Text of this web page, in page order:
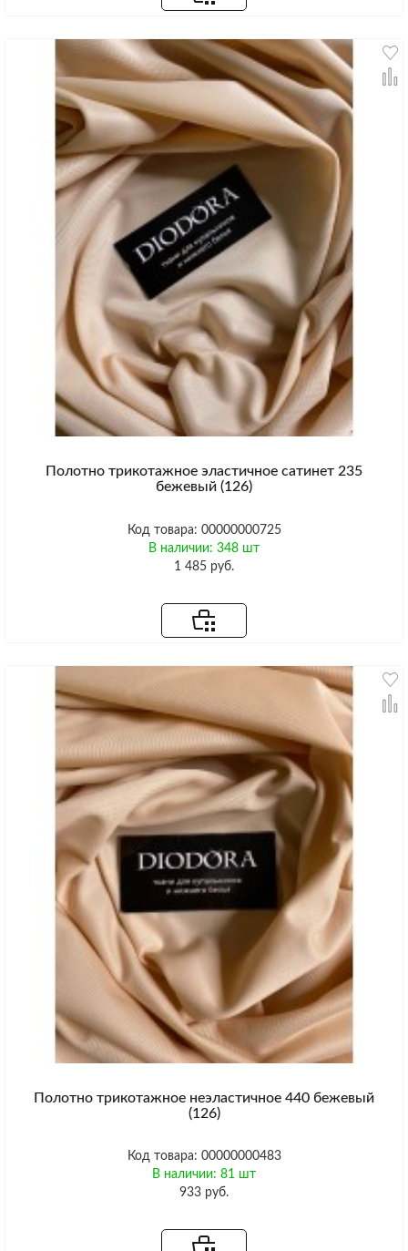
Полотно трикотажное эластичное сатинет 235
бежевый (126)
Код товара: 00000000725
В наличии: 348 шт
1 485 руб.
Полотно трикотажное неэластичное 440 бежевый
(126)
Код товара: 00000000483
В наличии: 81 шт
933 руб.